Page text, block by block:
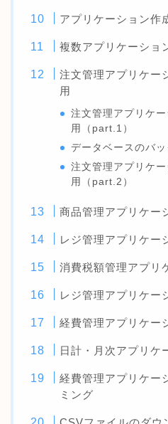
アプリケーション作
複数アプリケーショ
注文管理アプリケー
用
注文管理アプリケ
用（part.1）
データベースのバ
注文管理アプリケ
用（part.2）
商品管理アプリケー
レジ管理アプリケー
消費税額管理アプリ
レジ管理アプリケー
経費管理アプリケー
日計・月次アプリケ
経費管理アプリケー
ミング